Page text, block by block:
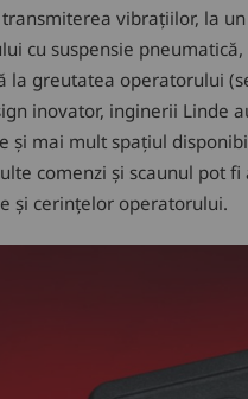
vibrațiilor, la un
cu suspensie pneumatică,
la greutatea operatorului
inovator, inginerii Linde
și mai mult spațiul
comenzi și scaunul pot
și cerințelor operatorului.